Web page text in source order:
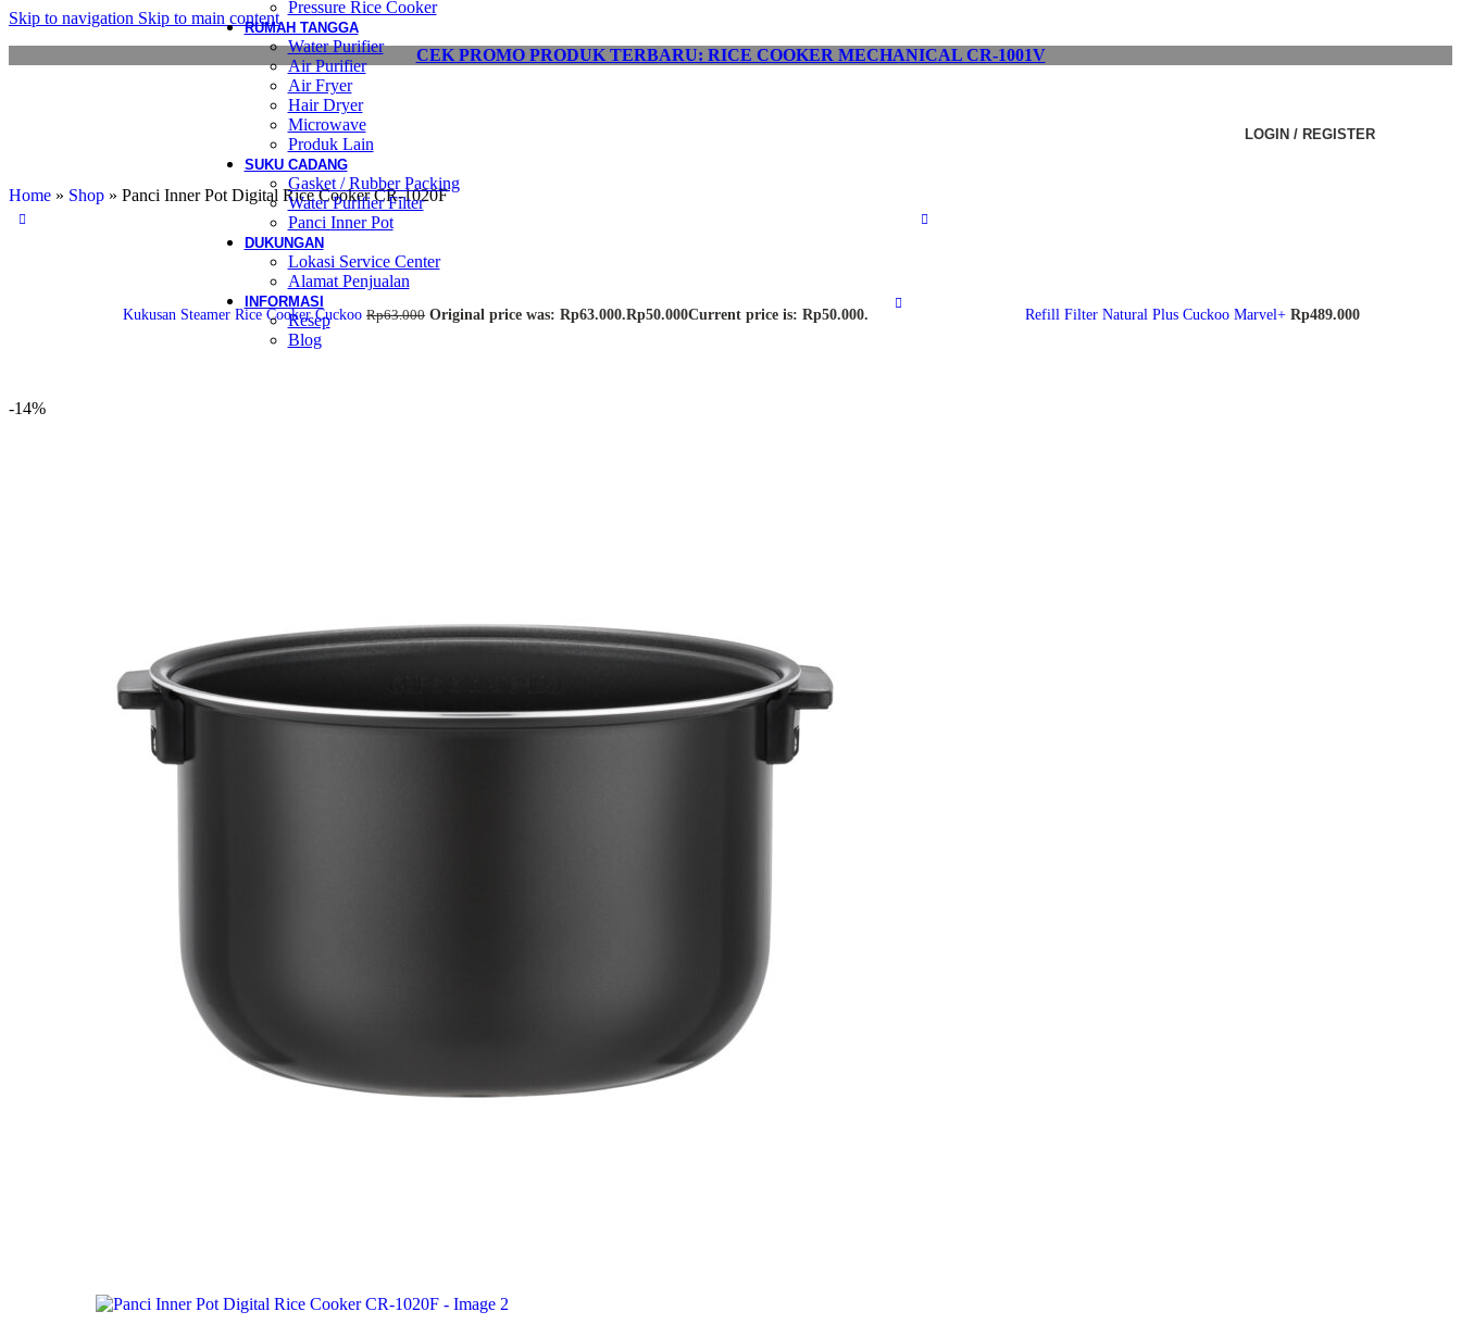
Skip to navigation Skip to main content
CEK PROMO PRODUK TERBARU: RICE COOKER MECHANICAL CR-1001V
Pressure Rice Cooker
RUMAH TANGGA
Water Purifier
Air Purifier
Air Fryer
Hair Dryer
Microwave
Produk Lain
SUKU CADANG
Gasket / Rubber Packing
Water Purifier Filter
Panci Inner Pot
DUKUNGAN
Lokasi Service Center
Alamat Penjualan
INFORMASI
Resep
Blog
LOGIN / REGISTER
Home » Shop » Panci Inner Pot Digital Rice Cooker CR-1020F
Kukusan Steamer Rice Cooker Cuckoo Rp63.000 Original price was: Rp63.000.Rp50.000Current price is: Rp50.000. Refill Filter Natural Plus Cuckoo Marvel+ Rp489.000
-14%